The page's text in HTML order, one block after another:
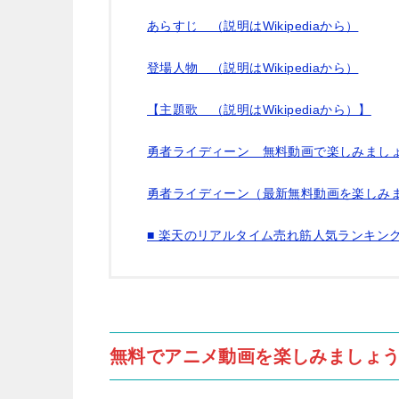
あらすじ （説明はWikipediaから）
登場人物 （説明はWikipediaから）
【主題歌 （説明はWikipediaから）】
勇者ライディーン 無料動画で楽しみまし
勇者ライディーン（最新無料動画を楽しみ
■ 楽天のリアルタイム売れ筋人気ランキン
無料でアニメ動画を楽しみましょ